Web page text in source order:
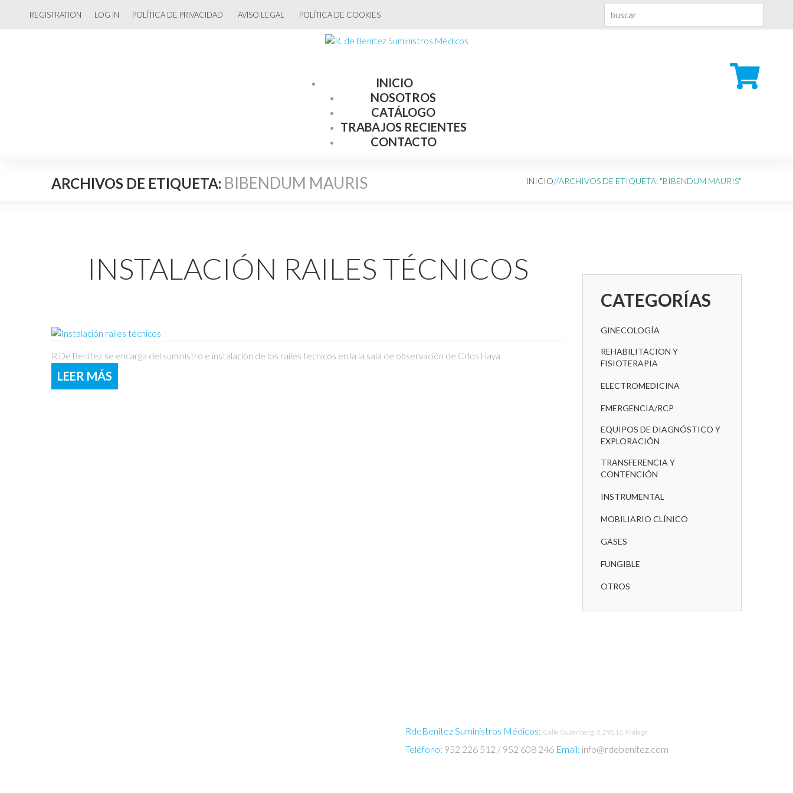
REGISTRATION LOG IN POLÍTICA DE PRIVACIDAD AVISO LEGAL POLÍTICA DE COOKIES
INICIO
NOSOTROS
CATÁLOGO
TRABAJOS RECIENTES
CONTACTO
ARCHIVOS DE ETIQUETA: BIBENDUM MAURIS INICIO ARCHIVOS DE ETIQUETA: "BIBENDUM MAURIS"
INSTALACIÓN RAILES TÉCNICOS
R De Benitez se encarga del suministro e instalación de los railes tecnicos en la la sala de observación de Crlos Haya
LEER MÁS
CATEGORÍAS
GINECOLOGÍA
REHABILITACION Y
FISIOTERAPIA
ELECTROMEDICINA
EMERGENCIA/RCP
EQUIPOS DE DIAGNÓSTICO Y
EXPLORACIÓN
TRANSFERENCIA Y
CONTENCIÓN
INSTRUMENTAL
MOBILIARIO CLÍNICO
GASES
FUNGIBLE
OTROS
RdeBenitez Suministros Médicos: Calle Gutenberg, 8, 29016. Málaga
Teléfono: 952 226 512 / 952 608 246 Email: info@rdebenitez.com